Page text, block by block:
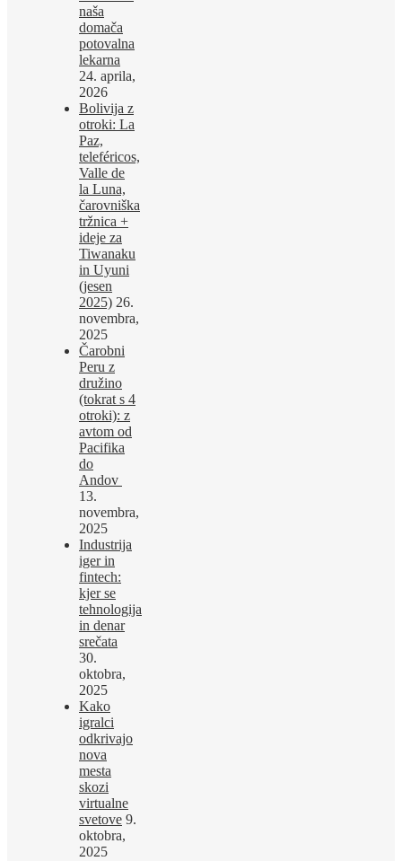
naša
domača
potovalna
lekarna
24. aprila,
2026
Bolivija z
otroki: La
Paz,
teleféricos,
Valle de
la Luna,
čarovniška
tržnica +
ideje za
Tiwanaku
in Uyuni
(jesen
2025) 26.
novembra,
2025
Čarobni
Peru z
družino
(tokrat s 4
otroki): z
avtom od
Pacifika
do
Andov
13.
novembra,
2025
Industrija
iger in
fintech:
kjer se
tehnologija
in denar
srečata
30.
oktobra,
2025
Kako
igralci
odkrivajo
nova
mesta
skozi
virtualne
svetove 9.
oktobra,
2025